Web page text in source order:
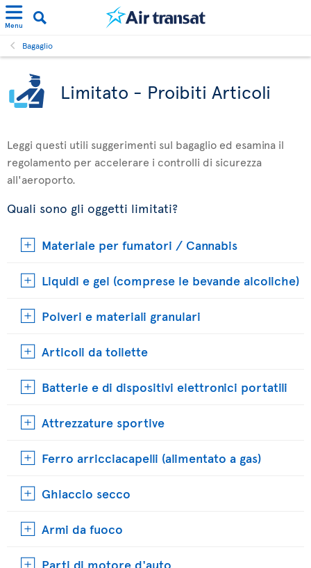
Menu
Bagaglio
Limitato - Proibiti Articoli
Leggi questi utili suggerimenti sul bagaglio ed esamina il
regolamento per accelerare i controlli di sicurezza
all'aeroporto.
Quali sono gli oggetti limitati?
Materiale per fumatori / Cannabis
Liquidi e gel (comprese le bevande alcoliche)
Polveri e materiali granulari
Articoli da toilette
Batterie e di dispositivi elettronici portatili
Attrezzature sportive
Ferro arricciacapelli (alimentato a gas)
Ghiaccio secco
Armi da fuoco
Parti di motore d'auto